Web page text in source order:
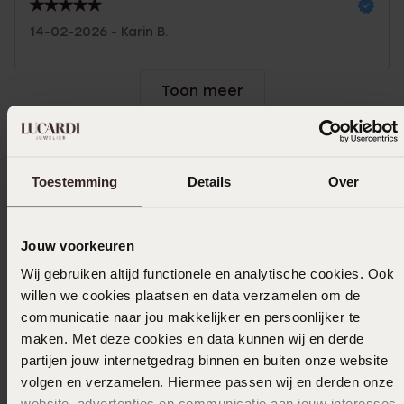
Toestemming Details Over
Jouw voorkeuren
Wij gebruiken altijd functionele en analytische cookies. Ook
willen we cookies plaatsen en data verzamelen om de
communicatie naar jou makkelijker en persoonlijker te
maken. Met deze cookies en data kunnen wij en derde
partijen jouw internetgedrag binnen en buiten onze website
volgen en verzamelen. Hiermee passen wij en derden onze
14-02-2026 - Karin B.
Toon meer
Uitverkocht
Ook leuk voor jou